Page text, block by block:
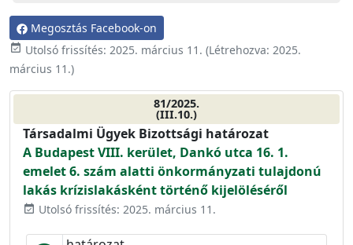
Megosztás Facebook-on
event_available Utolsó frissítés: 2025. március 11. (Létrehozva: 2025.
március 11.)
81/2025.
(III.10.)
Társadalmi Ügyek Bizottsági határozat
A Budapest VIII. kerület, Dankó utca 16. 1.
emelet 6. szám alatti önkormányzati tulajdonú
lakás krízislakásként történő kijelöléséről
event_available Utolsó frissítés: 2025. március 11.